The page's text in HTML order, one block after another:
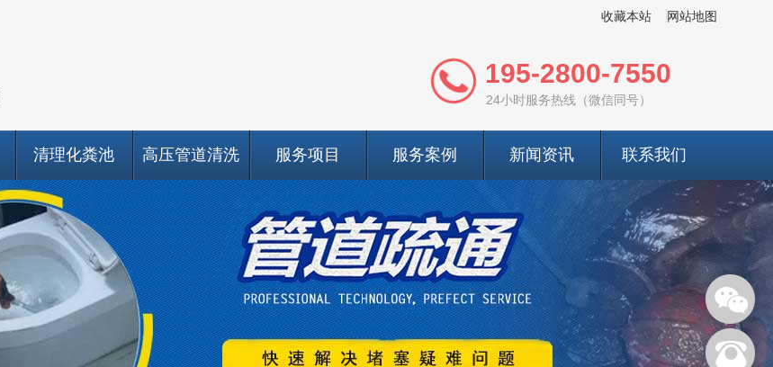
收藏本站 网站地图
195-2800-7550
24小时服务热线（微信同号）
清理化粪池 高压管道清洗 服务项目 服务案例 新闻资讯 联系我们